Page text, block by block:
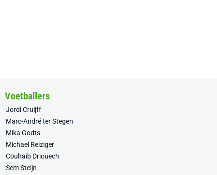
Voetballers
Jordi Cruijff
Marc-André ter Stegen
Mika Godts
Michael Reiziger
Couhaib Driouech
Sem Steijn